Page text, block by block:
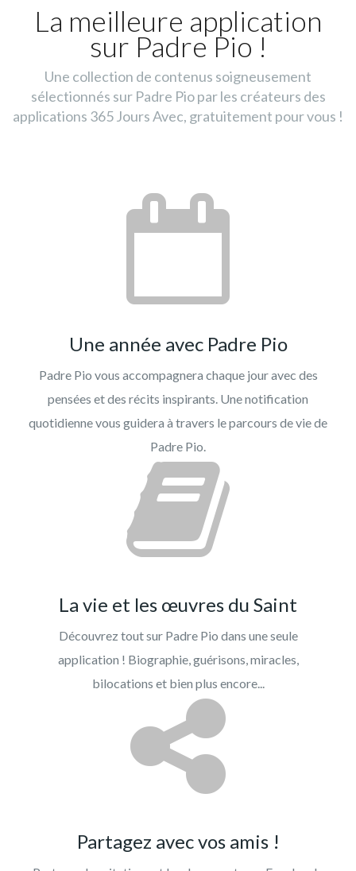
La meilleure application
sur Padre Pio !
Une collection de contenus soigneusement
sélectionnés sur Padre Pio par les créateurs des
applications 365 Jours Avec, gratuitement pour vous !
Une année avec Padre Pio
Padre Pio vous accompagnera chaque jour avec des
pensées et des récits inspirants. Une notification
quotidienne vous guidera à travers le parcours de vie de
Padre Pio.
La vie et les œuvres du Saint
Découvrez tout sur Padre Pio dans une seule
application ! Biographie, guérisons, miracles,
bilocations et bien plus encore...
Partagez avec vos amis !